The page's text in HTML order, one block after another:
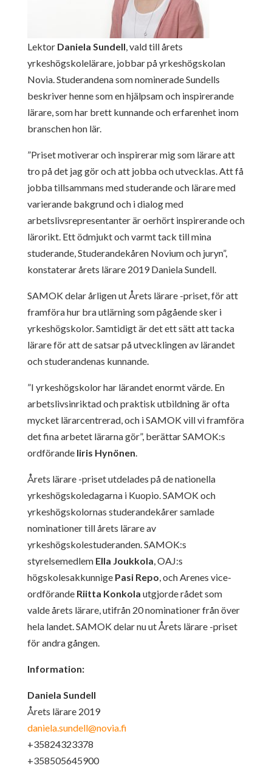
Lektor Daniela Sundell, vald till årets
yrkeshögskolelärare, jobbar på yrkeshögskolan
Novia. Studerandena som nominerade Sundells
beskriver henne som en hjälpsam och inspirerande
lärare, som har brett kunnande och erfarenhet inom
branschen hon lär.
”Priset motiverar och inspirerar mig som lärare att
tro på det jag gör och att jobba och utvecklas. Att få
jobba tillsammans med studerande och lärare med
varierande bakgrund och i dialog med
arbetslivsrepresentanter är oerhört inspirerande och
lärorikt. Ett ödmjukt och varmt tack till mina
studerande, Studerandekåren Novium och juryn”,
konstaterar årets lärare 2019 Daniela Sundell.
SAMOK delar årligen ut Årets lärare -priset, för att
framföra hur bra utlärning som pågående sker i
yrkeshögskolor. Samtidigt är det ett sätt att tacka
lärare för att de satsar på utvecklingen av lärandet
och studerandenas kunnande.
”I yrkeshögskolor har lärandet enormt värde. En
arbetslivsinriktad och praktisk utbildning är ofta
mycket lärarcentrerad, och i SAMOK vill vi framföra
det fina arbetet lärarna gör”, berättar SAMOK:s
ordförande Iiris Hynönen.
Årets lärare -priset utdelades på de nationella
yrkeshögskoledagarna i Kuopio. SAMOK och
yrkeshögskolornas studerandekårer samlade
nominationer till årets lärare av
yrkeshögskolestuderanden. SAMOK:s
styrelsemedlem Ella Joukkola, OAJ:s
högskolesakkunnige Pasi Repo, och Arenes vice-
ordförande Riitta Konkola utgjorde rådet som
valde årets lärare, utifrån 20 nominationer från över
hela landet. SAMOK delar nu ut Årets lärare -priset
för andra gången.
Information:
Daniela Sundell
Årets lärare 2019
daniela.sundell@novia.fi
+35824323378
+358505645900